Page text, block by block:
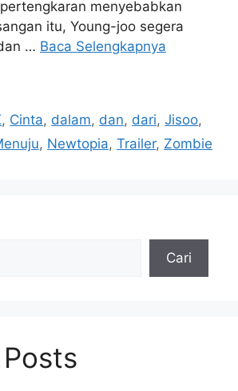
menyebabkan
itu, Young-joo segera
… Baca Selengkapnya
, Cinta, dalam, dan, dari,Jisoo,
, Newtopia, Trailer, Zombie
Cari